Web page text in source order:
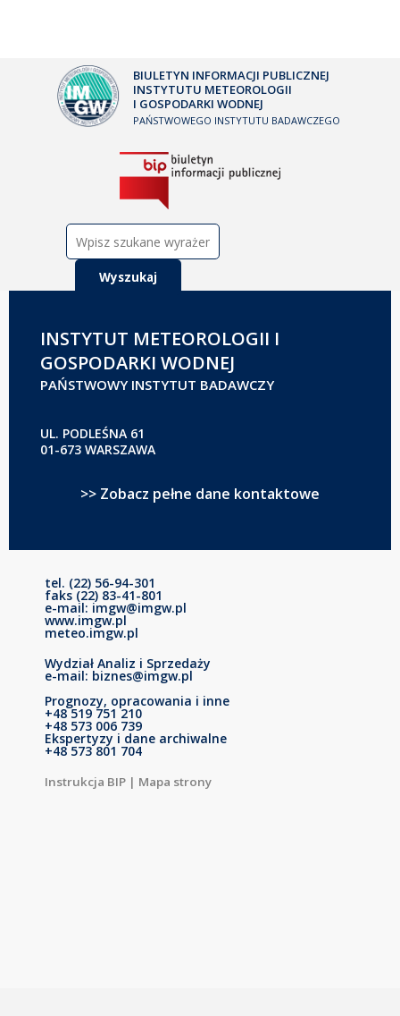
BIULETYN INFORMACJI PUBLICZNEJ
INSTYTUTU METEOROLOGII
I GOSPODARKI WODNEJ
PAŃSTWOWEGO INSTYTUTU BADAWCZEGO
INSTYTUT METEOROLOGII I
GOSPODARKI WODNEJ
PAŃSTWOWY INSTYTUT BADAWCZY
UL. PODLEŚNA 61
01-673 WARSZAWA
>> Zobacz pełne dane kontaktowe
tel. (22) 56-94-301
faks (22) 83-41-801
e-mail: imgw@imgw.pl
www.imgw.pl
meteo.imgw.pl
Wydział Analiz i Sprzedaży
e-mail: biznes@imgw.pl
Prognozy, opracowania i inne
+48 519 751 210
+48 573 006 739
Ekspertyzy i dane archiwalne
+48 573 801 704
Instrukcja BIP | Mapa strony